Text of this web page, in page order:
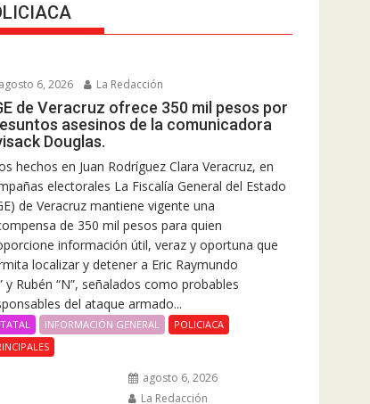
agosto 6, 2026 La Redacción
de Veracruz ofrece 350 mil pesos por
asesinos de la comunicadora
Douglas.
hechos en Juan Rodríguez Clara Veracruz, en
electorales La Fiscalía General del Estado
de Veracruz mantiene vigente una
de 350 mil pesos para quien
información útil, veraz y oportuna que
localizar y detener a Eric Raymundo
y Rubén “N”, señalados como probables
del ataque armado...
INFORMACIÓN GENERAL
POLICIACA
agosto 6, 2026
La Redacción